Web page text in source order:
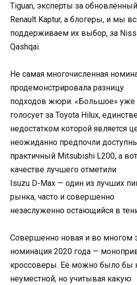
Tiguan, эксперты за обновлённый
Renault Kaptur, а блогеры, и мы
поддерживаем их выбор, за
Qashqai.
Не самая многочисленная
продемонстрировала разницу
подходов жюри. «Большое» уже
голосует за Toyota Hilux,
недостатком которой является
неожиданно предпочли
практичный Mitsubishi L200, а
качестве лучшего отметили
Isuzu D-Max — один из лучших
рынка, часто и совершенно
незаслуженно остающийся в
Совершенно новая и во многом
номинация 2020 года —
кроссоверы. Её можно было бы
неуместной, но учитывая какую